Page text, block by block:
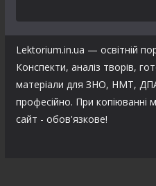
Lektorium.in.ua — освітній
Конспекти, аналіз творів,
матеріали для ЗНО, НМТ,
професійно. При копіюванні
сайт - обов'язкове!